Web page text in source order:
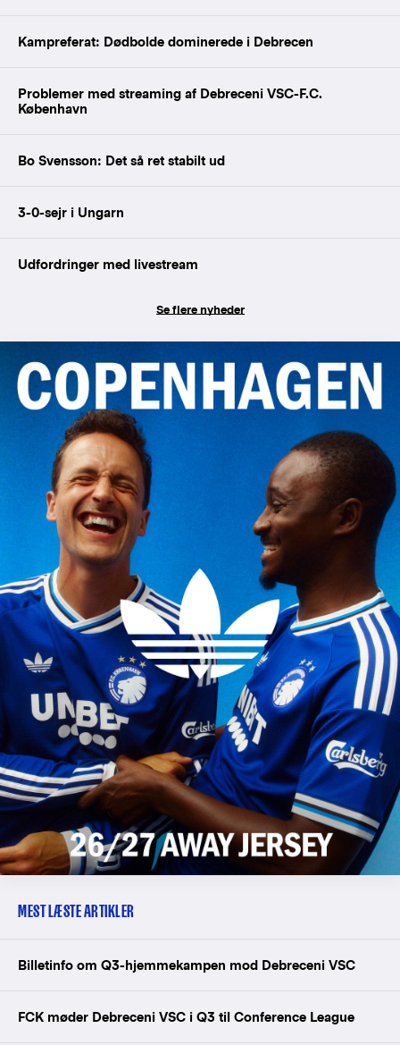
Kampreferat: Dødbolde dominerede i Debrecen
Problemer med streaming af Debreceni VSC-F.C.
København
Bo Svensson: Det så ret stabilt ud
3-0-sejr i Ungarn
Udfordringer med livestream
Se flere nyheder
MEST LÆSTE ARTIKLER
Billetinfo om Q3-hjemmekampen mod Debreceni VSC
FCK møder Debreceni VSC i Q3 til Conference League